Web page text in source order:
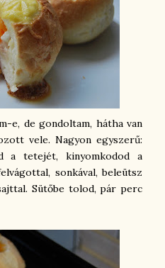
e, de gondoltam, hátha van
vele. Nagyon egyszerű:
a tetejét, kinyomkodod a
sonkával, beleütsz
Sütőbe tolod, pár perc